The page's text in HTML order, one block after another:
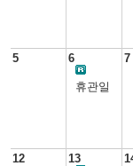
5 6
휴관일
7
12 13